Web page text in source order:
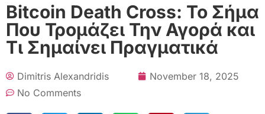
Bitcoin Death Cross: Το Σήμα
Που Τρομάζει Την Αγορά και
Τι Σημαίνει Πραγματικά
Dimitris Alexandridis
November 18, 2025
No Comments